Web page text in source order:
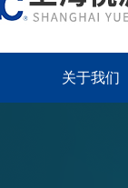
关于我们